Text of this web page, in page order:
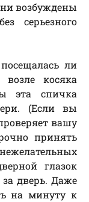
возбуждены
серьезного
ли
косяка
эта спичка
(Если вы
вашу
принять
глазок
дверь. Даже
на минуту к